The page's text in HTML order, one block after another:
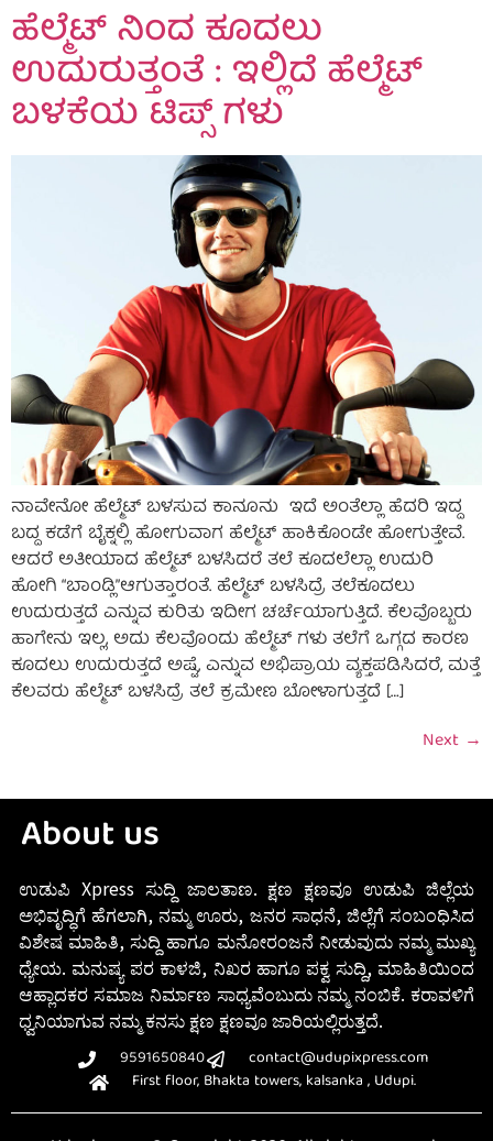
ಹೆಲ್ಮೆಟ್ ನಿಂದ ಕೂದಲು
ಉದುರುತ್ತಂತೆ : ಇಲ್ಲಿದೆ ಹೆಲ್ಮೆಟ್
ಬಳಕೆಯ ಟಿಪ್ಸ್ ಗಳು
ನಾವೇನೋ ಹೆಲ್ಮೆಟ್ ಬಳಸುವ ಕಾನೂನು ಇದೆ ಅಂತೆಲ್ಲಾ ಹೆದರಿ ಇದ್ದ
ಬದ್ದ ಕಡೆಗೆ ಬೈಕ್ನಲ್ಲಿ ಹೋಗುವಾಗ ಹೆಲ್ಮೆಟ್ ಹಾಕಿಕೊಂಡೇ ಹೋಗುತ್ತೇವೆ.
ಆದರೆ ಅತೀಯಾದ ಹೆಲ್ಮೆಟ್ ಬಳಸಿದರೆ ತಲೆ ಕೂದಲೆಲ್ಲಾ ಉದುರಿ
ಹೋಗಿ “ಬಾಂಡ್ಲಿ”ಆಗುತ್ತಾರಂತೆ. ಹೆಲ್ಮೆಟ್ ಬಳಸಿದ್ರೆ ತಲೆಕೂದಲು
ಉದುರುತ್ತದೆ ಎನ್ನುವ ಕುರಿತು ಇದೀಗ ಚರ್ಚೆಯಾಗುತ್ತಿದೆ. ಕೆಲವೊಬ್ಬರು
ಹಾಗೇನು ಇಲ್ಲ, ಅದು ಕೆಲವೊಂದು ಹೆಲ್ಮೆಟ್ ಗಳು ತಲೆಗೆ ಒಗ್ಗದ ಕಾರಣ
ಕೂದಲು ಉದುರುತ್ತದೆ ಅಷ್ಟೆ, ಎನ್ನುವ ಅಭಿಪ್ರಾಯ ವ್ಯಕ್ತಪಡಿಸಿದರೆ, ಮತ್ತೆ
ಕೆಲವರು ಹೆಲ್ಮೆಟ್ ಬಳಸಿದ್ರೆ ತಲೆ ಕ್ರಮೇಣ ಬೋಳಾಗುತ್ತದೆ […]
Next →
About us
ಉಡುಪಿ Xpress ಸುದ್ದಿ ಜಾಲತಾಣ. ಕ್ಷಣ ಕ್ಷಣವೂ ಉಡುಪಿ ಜಿಲ್ಲೆಯ
ಅಭಿವೃದ್ಧಿಗೆ ಹೆಗಲಾಗಿ, ನಮ್ಮ ಊರು, ಜನರ ಸಾಧನೆ, ಜಿಲ್ಲೆಗೆ ಸಂಬಂಧಿಸಿದ
ವಿಶೇಷ ಮಾಹಿತಿ, ಸುದ್ದಿ ಹಾಗೂ ಮನೋರಂಜನೆ ನೀಡುವುದು ನಮ್ಮ ಮುಖ್ಯ
ಧ್ಯೇಯ. ಮನುಷ್ಯ ಪರ ಕಾಳಜಿ, ನಿಖರ ಹಾಗೂ ಪಕ್ವ ಸುದ್ದಿ, ಮಾಹಿತಿಯಿಂದ
ಆಹ್ಲಾದಕರ ಸಮಾಜ ನಿರ್ಮಾಣ ಸಾಧ್ಯವೆಂಬುದು ನಮ್ಮ ನಂಬಿಕೆ. ಕರಾವಳಿಗೆ
ಧ್ವನಿಯಾಗುವ ನಮ್ಮ ಕನಸು ಕ್ಷಣ ಕ್ಷಣವೂ ಜಾರಿಯಲ್ಲಿರುತ್ತದೆ.
9591650840
contact@udupixpress.com
First floor, Bhakta towers, kalsanka , Udupi.